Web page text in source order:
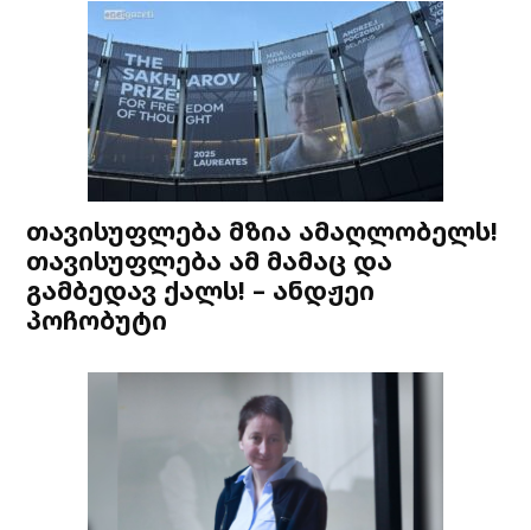
თავისუფლება მზია ამაღლობელს!
თავისუფლება ამ მამაც და
გამბედავ ქალს! – ანდჟეი
პოჩობუტი